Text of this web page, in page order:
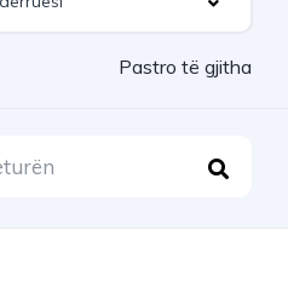
Pastro të gjitha